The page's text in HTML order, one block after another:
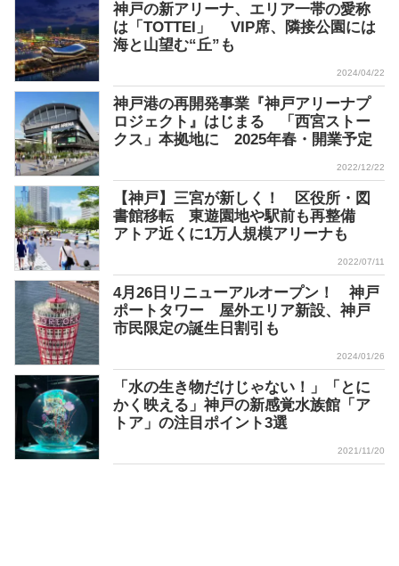
神戸の新アリーナ、エリア一帯の愛称
は「TOTTEI」 VIP席、隣接公園には
海と山望む“丘”も
2024/04/22
神戸港の再開発事業『神戸アリーナプ
ロジェクト』はじまる 「西宮ストー
クス」本拠地に 2025年春・開業予定
2022/12/22
【神戸】三宮が新しく！ 区役所・図
書館移転 東遊園地や駅前も再整備
アトア近くに1万人規模アリーナも
2022/07/11
4月26日リニューアルオープン！ 神戸
ポートタワー 屋外エリア新設、神戸
市民限定の誕生日割引も
2024/01/26
「水の生き物だけじゃない！」「とに
かく映える」神戸の新感覚水族館「ア
トア」の注目ポイント3選
2021/11/20